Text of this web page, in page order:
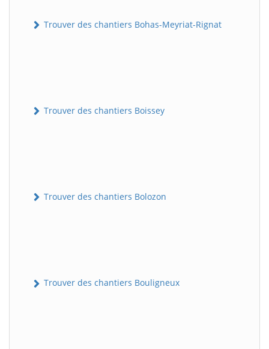
Trouver des chantiers Bohas-Meyriat-Rignat
Trouver des chantiers Boissey
Trouver des chantiers Bolozon
Trouver des chantiers Bouligneux